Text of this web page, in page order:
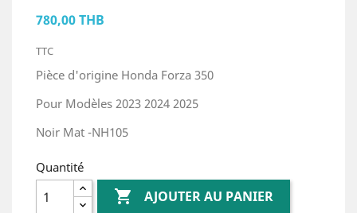
780,00 THB
TTC
Pièce d'origine Honda Forza 350
Pour Modèles 2023 2024 2025
Noir Mat -NH105
Quantité
 AJOUTER AU PANIER